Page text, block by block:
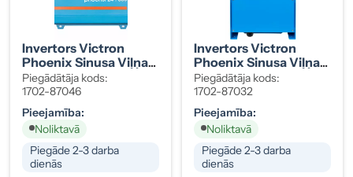
Invertors Victron
Phoenix Sinusa Viļņa
24/800 230V
VE.Direct Schuko
Piegādātāja kods:
1702-87046
Pieejamība:
Noliktavā
Piegāde 2-3 darba
dienās
Invertors Victron
Phoenix Sinusa Viļņa
24/5000 230V VE.Bus
Piegādātāja kods:
1702-87032
Pieejamība:
Noliktavā
Piegāde 2-3 darba
dienās